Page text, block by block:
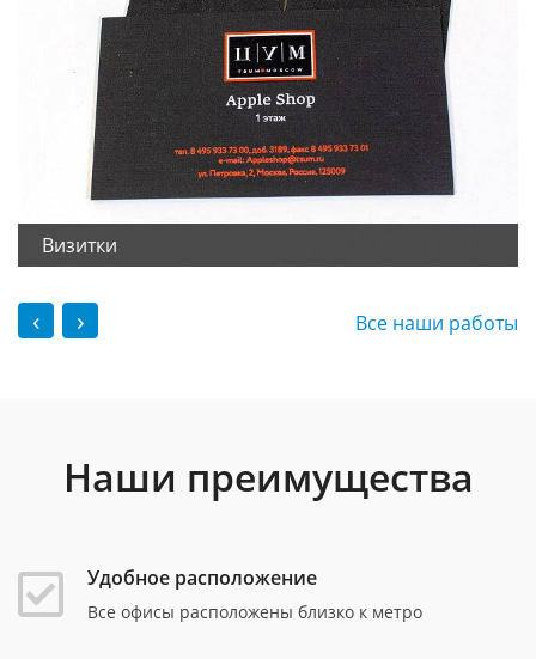
Визитки
‹ › Все наши работы
Наши преимущества
Удобное расположение
Все офисы расположены близко к метро